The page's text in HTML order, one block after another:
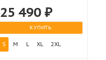
25 490 ₽
КУПИТЬ
S M L XL 2XL